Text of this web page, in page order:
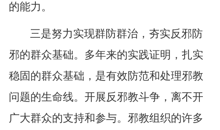
的能力。
三是努力实现群防群治，夯实反邪防
邪的群众基础。多年来的实践证明，扎实
稳固的群众基础，是有效防范和处理邪教
问题的生命线。开展反邪教斗争，离不开
广大群众的支持和参与。邪教组织的许多